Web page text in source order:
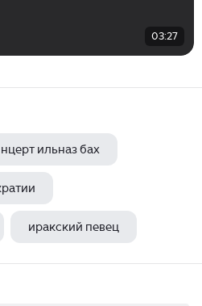
03:27
ильназ бах
иракский певец